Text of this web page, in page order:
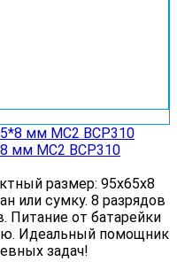
мм MC2 BCP310
размер: 95x65x8
или сумку. 8 разрядов
Питание от батарейки
Идеальный помощник
задач!